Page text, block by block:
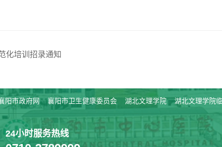
化培训招录通知
阳市政府网 襄阳市卫生健康委员会 湖北文理学院 湖北文理学院
24小时服务热线